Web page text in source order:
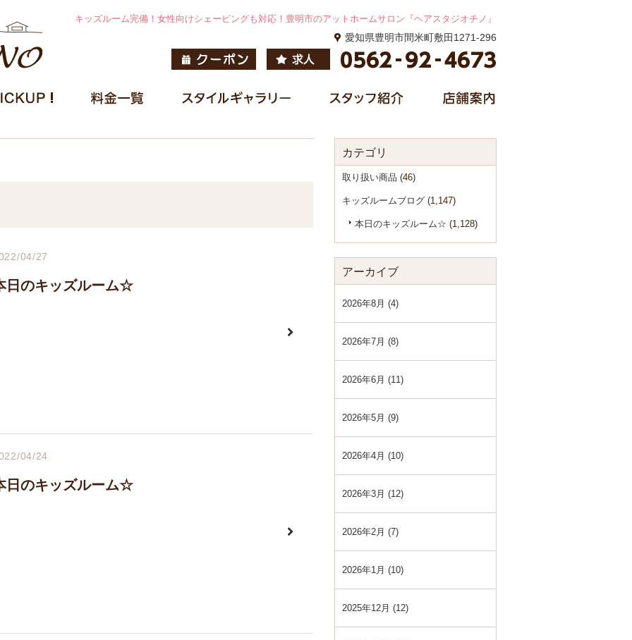
キッズルーム完備！女性向けシェービングも対応！豊明市のアットホームサロン『ヘアスタジオチノ』
愛知県豊明市間米町敷田1271-296
04/27
日のキッズルーム☆
04/24
日のキッズルーム☆
カテゴリ
取り扱い商品 (46)
キッズルームブログ (1,147)
本日のキッズルーム☆ (1,128)
アーカイブ
2026年8月 (4)
2026年7月 (8)
2026年6月 (11)
2026年5月 (9)
2026年4月 (10)
2026年3月 (12)
2026年2月 (7)
2026年1月 (10)
2025年12月 (12)